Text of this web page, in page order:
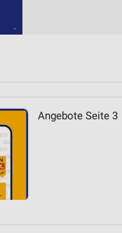
Angebote Seite 3